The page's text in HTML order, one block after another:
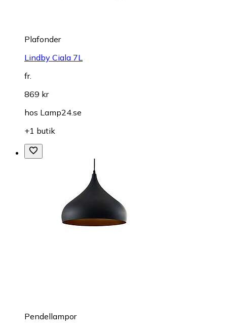
Plafonder
Lindby Ciala 7L
fr.
869 kr
hos Lamp24.se
+1 butik
Pendellampor